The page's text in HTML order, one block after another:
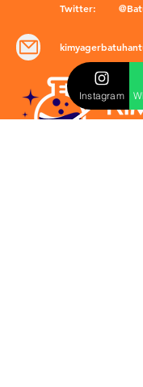
Twitter:
Instagram